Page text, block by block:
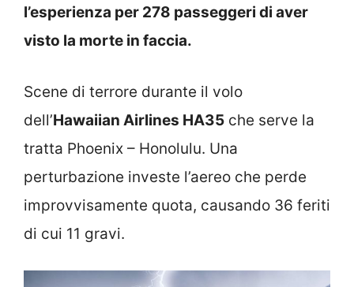
l’esperienza per 278 passeggeri di aver
visto la morte in faccia.
Scene di terrore durante il volo
dell’Hawaiian Airlines HA35 che serve la
tratta Phoenix – Honolulu. Una
perturbazione investe l’aereo che perde
improvvisamente quota, causando 36 feriti
di cui 11 gravi.